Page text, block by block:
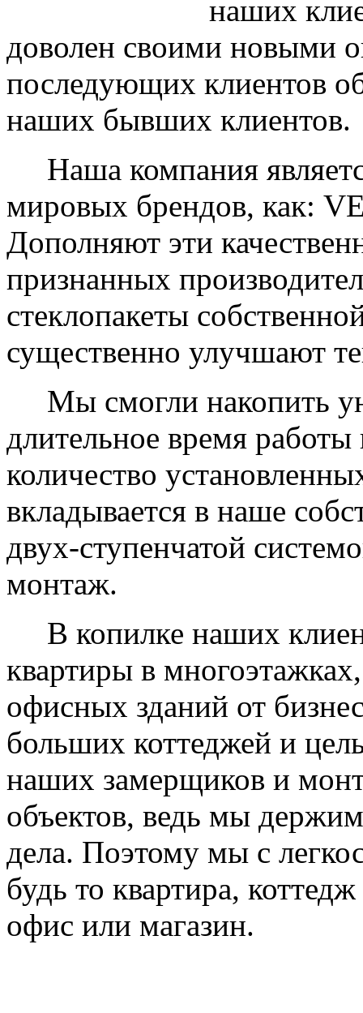
наших
доволен своими новыми
последующих клиентов
наших бывших клиентов.
Наша компания
мировых брендов, как:
Дополняют эти
признанных
стеклопакеты
существенно улучшают
Мы смогли накопить
длительное время
количество
вкладывается в наше
двух-ступенчатой
монтаж.
В копилке наших
квартиры в
офисных зданий от
больших коттеджей и
наших замерщиков и
объектов, ведь мы
дела. Поэтому мы с
будь то квартира,
офис или магазин.